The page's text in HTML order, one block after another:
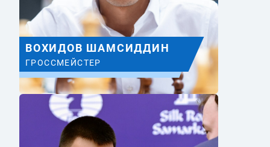
ВОХИДОВ ШАМСИДДИН
ГРОССМЕЙСТЕР